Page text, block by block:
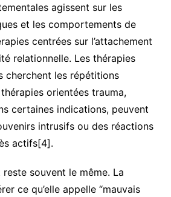
agissent sur les
et les comportements de
centrées sur l’attachement
relationnelle. Les thérapies
cherchent les répétitions
orientées trauma,
certaines indications, peuvent
intrusifs ou des réactions
actifs[4].
souvent le même. La
ce qu’elle appelle “mauvais